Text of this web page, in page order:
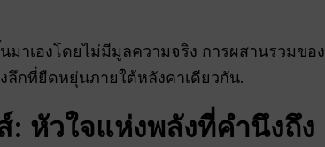
าเองโดยไม่มีมูลความจริง การผสานรวมของ
ลึกที่ยืดหยุ่นภายใต้หลังคาเดียวกัน.
: หัวใจแห่งพลังที่คำนึงถึง